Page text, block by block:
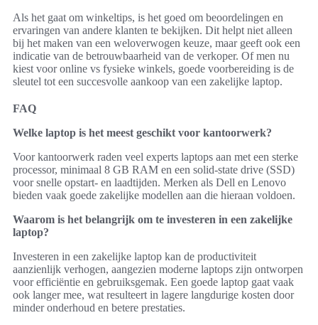
Als het gaat om winkeltips, is het goed om beoordelingen en
ervaringen van andere klanten te bekijken. Dit helpt niet alleen
bij het maken van een weloverwogen keuze, maar geeft ook een
indicatie van de betrouwbaarheid van de verkoper. Of men nu
kiest voor online vs fysieke winkels, goede voorbereiding is de
sleutel tot een succesvolle aankoop van een zakelijke laptop.
FAQ
Welke laptop is het meest geschikt voor kantoorwerk?
Voor kantoorwerk raden veel experts laptops aan met een sterke
processor, minimaal 8 GB RAM en een solid-state drive (SSD)
voor snelle opstart- en laadtijden. Merken als Dell en Lenovo
bieden vaak goede zakelijke modellen aan die hieraan voldoen.
Waarom is het belangrijk om te investeren in een zakelijke
laptop?
Investeren in een zakelijke laptop kan de productiviteit
aanzienlijk verhogen, aangezien moderne laptops zijn ontworpen
voor efficiëntie en gebruiksgemak. Een goede laptop gaat vaak
ook langer mee, wat resulteert in lagere langdurige kosten door
minder onderhoud en betere prestaties.